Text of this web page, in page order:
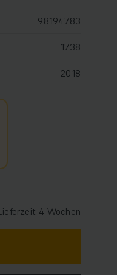
98194783
1738
2018
4 Wochen